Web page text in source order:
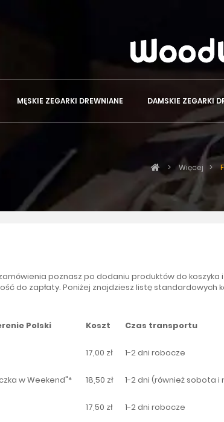
MĘSKIE ZEGARKI DREWNIANE DAMSKIE ZEGARKI
> Więcej >
poznasz po dodaniu produktów do
do zapłaty. Poniżej znajdziesz listę
Polski Koszt Czas transportu
17,00 zł 1-2 dni robocze
w Weekend"* 18,50 zł 1-2 dni (również sobota i
17,50 zł 1-2 dni robocze